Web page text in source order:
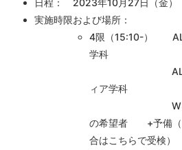
実施時限および場所：
4限（15:10-）
学科
AL2 3年生
ィア学科
W311 4年
の希望者 +予備（
合はこちらで受検）